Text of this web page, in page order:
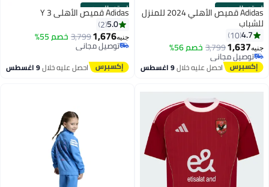
الستور الرسمي Adidas قميص الأهلي 2024 للمنزل
للشباب
4.7
10
جنيه1,637
3,799خصم 56%
توصيل مجاني
توصيل مجانياحصل عليه خلال9 اغسطس
الستور الرسمي
Adidas قميص الأهلي 3 Y
5.0
2
جنيه1,676
3,799خصم 55%
توصيل مجاني
توصيل مجاني
احصل عليه خلال9 اغسطس